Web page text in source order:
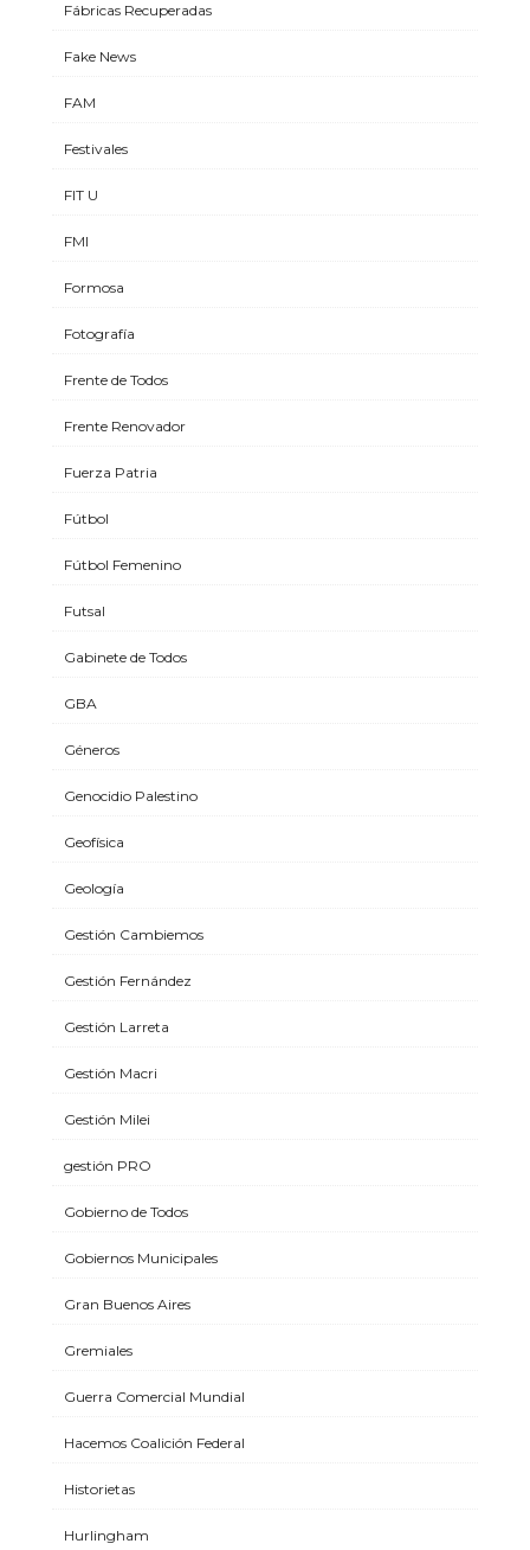
Fábricas Recuperadas
Fake News
FAM
Festivales
FIT U
FMI
Formosa
Fotografía
Frente de Todos
Frente Renovador
Fuerza Patria
Fútbol
Fútbol Femenino
Futsal
Gabinete de Todos
GBA
Géneros
Genocidio Palestino
Geofísica
Geología
Gestión Cambiemos
Gestión Fernández
Gestión Larreta
Gestión Macri
Gestión Milei
gestión PRO
Gobierno de Todos
Gobiernos Municipales
Gran Buenos Aires
Gremiales
Guerra Comercial Mundial
Hacemos Coalición Federal
Historietas
Hurlingham